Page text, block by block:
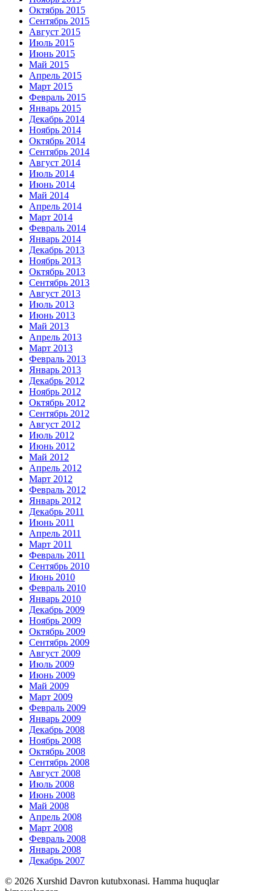
Октябрь 2015
Сентябрь 2015
Август 2015
Июль 2015
Июнь 2015
Май 2015
Апрель 2015
Март 2015
Февраль 2015
Январь 2015
Декабрь 2014
Ноябрь 2014
Октябрь 2014
Сентябрь 2014
Август 2014
Июль 2014
Июнь 2014
Май 2014
Апрель 2014
Март 2014
Февраль 2014
Январь 2014
Декабрь 2013
Ноябрь 2013
Октябрь 2013
Сентябрь 2013
Август 2013
Июль 2013
Июнь 2013
Май 2013
Апрель 2013
Март 2013
Февраль 2013
Январь 2013
Декабрь 2012
Ноябрь 2012
Октябрь 2012
Сентябрь 2012
Август 2012
Июль 2012
Июнь 2012
Май 2012
Апрель 2012
Март 2012
Февраль 2012
Январь 2012
Декабрь 2011
Июнь 2011
Апрель 2011
Март 2011
Февраль 2011
Сентябрь 2010
Июнь 2010
Февраль 2010
Январь 2010
Декабрь 2009
Ноябрь 2009
Октябрь 2009
Сентябрь 2009
Август 2009
Июль 2009
Июнь 2009
Май 2009
Март 2009
Февраль 2009
Январь 2009
Декабрь 2008
Ноябрь 2008
Октябрь 2008
Сентябрь 2008
Август 2008
Июль 2008
Июнь 2008
Май 2008
Апрель 2008
Март 2008
Февраль 2008
Январь 2008
Декабрь 2007
© 2026 Xurshid Davron kutubxonasi. Hamma huquqlar